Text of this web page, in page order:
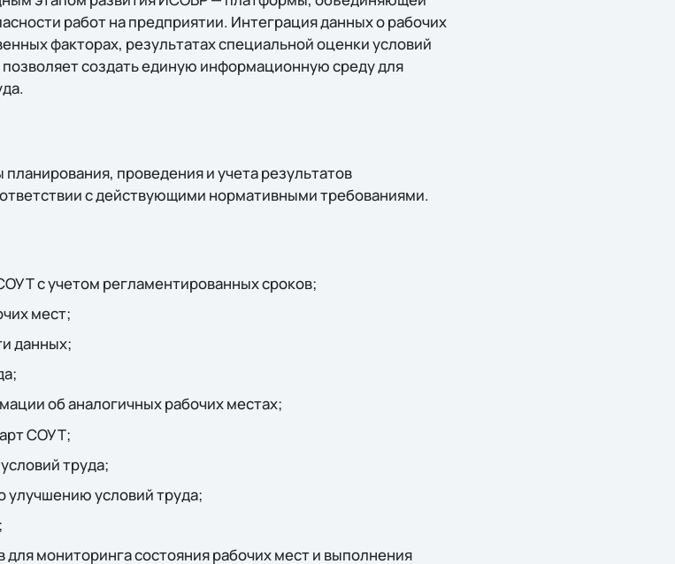
работ на предприятии. Интеграция данных о рабочих
факторах, результатах специальной оценки условий
создать единую информационную среду для
проведения и учета результатов
с действующими нормативными требованиями.
с учетом регламентированных сроков;
мест;
данных;
об аналогичных рабочих местах;
СОУТ;
труда;
улучшению условий труда;
мониторинга состояния рабочих мест и выполнения